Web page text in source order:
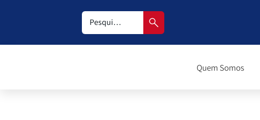
Quem Somos